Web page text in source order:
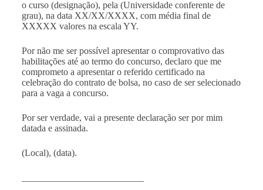
o curso (designação), pela (Universidade conferente de
grau), na data XX/XX/XXXX, com média final de
XXXXX valores na escala YY.
Por não me ser possível apresentar o comprovativo das
habilitações até ao termo do concurso, declaro que me
comprometo a apresentar o referido certificado na
celebração do contrato de bolsa, no caso de ser selecionado
para a vaga a concurso.
Por ser verdade, vai a presente declaração ser por mim
datada e assinada.
(Local), (data).